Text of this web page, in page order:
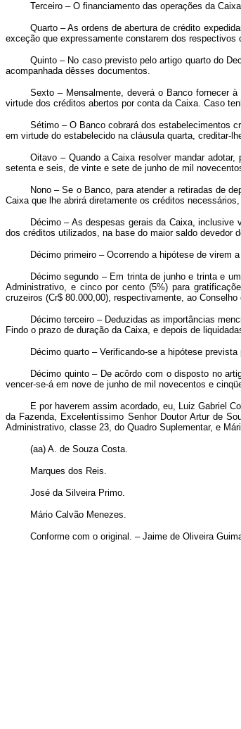
Terceiro – O financiamento das operações da
Quarto – As ordens de abertura de crédito
exceção que expressamente constarem dos respectivos
Quinto – No caso previsto pelo artigo quarto do
acompanhada dêsses documentos.
Sexto – Mensalmente, deverá o Banco fornecer
virtude dos créditos abertos por conta da Caixa. Caso
Sétimo – O Banco cobrará dos estabelecimentos
em virtude do estabelecido na cláusula quarta, creditar-
Oitavo – Quando a Caixa resolver mandar
setenta e seis, de vinte e sete de junho de mil
Nono – Se o Banco, para atender a retiradas de
Caixa que lhe abrirá diretamente os créditos
Décimo – As despesas gerais da Caixa,
dos créditos utilizados, na base do maior saldo devedor
Décimo primeiro – Ocorrendo a hipótese de virem
Décimo segundo – Em trinta de junho e trinta e
Administrativo, e cinco por cento (5%) para
cruzeiros (Cr$ 80.000,00), respectivamente, ao
Décimo terceiro – Deduzidas as importâncias
Findo o prazo de duração da Caixa, e depois de
Décimo quarto – Verificando-se a hipótese
Décimo quinto – De acôrdo com o disposto no
vencer-se-á em nove de junho de mil novecentos e
E por haverem assim acordado, eu, Luiz Gabriel
da Fazenda, Excelentíssimo Senhor Doutor Artur de
Administrativo, classe 23, do Quadro Suplementar, e
(aa) A. de Souza Costa.
Marques dos Reis.
José da Silveira Primo.
Mário Calvão Menezes.
Conforme com o original. – Jaime de Oliveira